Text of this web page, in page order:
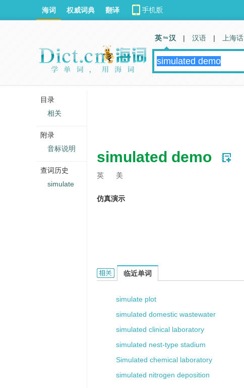
simulated demo
英 美
仿真演示
Simulated Demo的相关资料：
临近单词
simulate plot
simulated domestic wastewater
simulated clinical laboratory
simulated nest-type stadium
Simulated chemical laboratory
simulated nitrogen deposition
海词 权威词典 翻译
英 汉 | 汉语 | 上海话
目录
相关
附录
音标说明
查词历史
simulate